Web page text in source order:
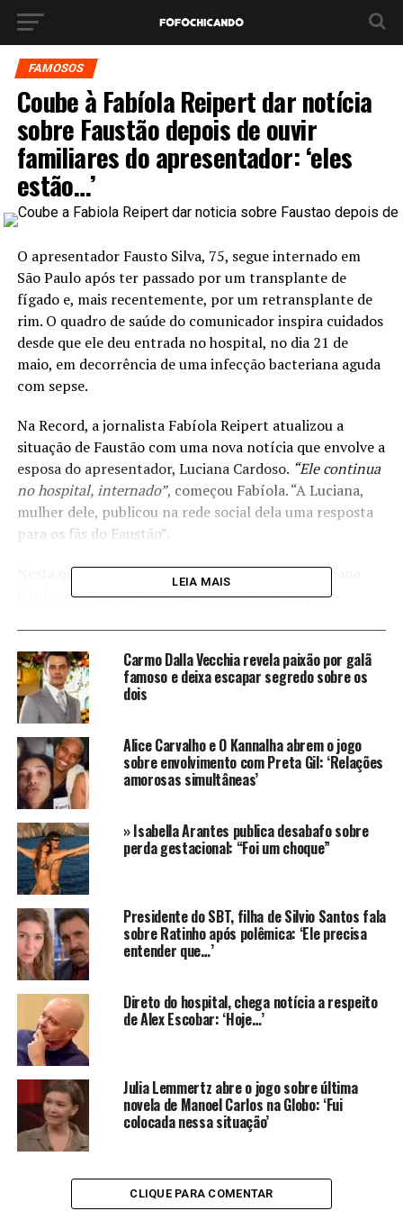
FAMOSOS
Coube à Fabíola Reipert dar notícia
sobre Faustão depois de ouvir
familiares do apresentador: ‘eles
estão…’
O apresentador Fausto Silva, 75, segue internado em
São Paulo após ter passado por um transplante de
fígado e, mais recentemente, por um retransplante de
rim. O quadro de saúde do comunicador inspira cuidados
desde que ele deu entrada no hospital, no dia 21 de
maio, em decorrência de uma infecção bacteriana aguda
com sepse.
Na Record, a jornalista Fabíola Reipert atualizou a
situação de Faustão com uma nova notícia que envolve a
esposa do apresentador, Luciana Cardoso. “Ele continua
no hospital, internado”, começou Fabíola. “A Luciana,
mulher dele, publicou na rede social dela uma resposta
para os fãs do Faustão”.
Nesta quarta-feira (13), a esposa de Faustão, Luciana
Cardoso, fez uma rara manifestação pública para
Luciana também aproveitou o momento para agradecer
as inúmeras demonstrações de carinho recebidas nos
últimos meses.
Família esperançosa
Fabíola Reipert também informou durante o Balanço
Geral, da Record, que conversou com familiares de
Faustão.“Eles estão esperançosos”, disse a jornalista. A
última atualização oficial sobre o estado clínico de
Faustão foi divulgada pelo Hospital Israelita Albert
Einstein no dia 7 de agosto. Desde então, a equipe
médica mantém o foco na recuperação pós-operatória e
no controle de possíveis complicações, comuns em
casos de transplantes múltiplos.
Transplantes de Faustão
O apresentador, que já havia enfrentado um transplante
de coração em 2023 e um transplante de rim em 2024,
vem recebendo acompanhamento intensivo. A
expectativa é que, com a evolução estável, ele possa
iniciar uma transição gradual para o tratamento fora da
Unidade de Terapia Intensiva.
Fora das telas desde que precisou se afastar para cuidar
LEIA MAIS
Carmo Dalla Vecchia revela paixão por galã
famoso e deixa escapar segredo sobre os
dois
Alice Carvalho e O Kannalha abrem o jogo
sobre envolvimento com Preta Gil: ‘Relações
amorosas simultâneas’
» Isabella Arantes publica desabafo sobre
perda gestacional: “Foi um choque”
Presidente do SBT, filha de Silvio Santos fala
sobre Ratinho após polêmica: ‘Ele precisa
entender que…’
Direto do hospital, chega notícia a respeito
de Alex Escobar: ‘Hoje…’
Julia Lemmertz abre o jogo sobre última
novela de Manoel Carlos na Globo: ‘Fui
colocada nessa situação’
CLIQUE PARA COMENTAR